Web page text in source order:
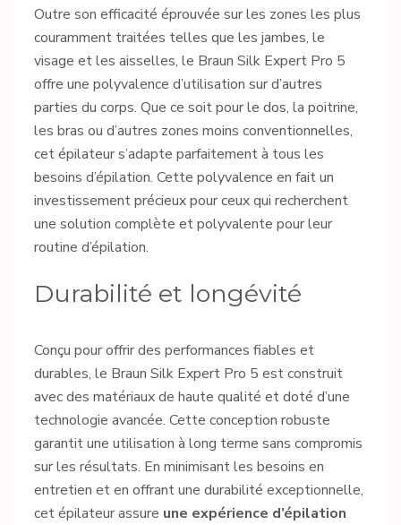
Outre son efficacité éprouvée sur les zones les plus
couramment traitées telles que les jambes, le
visage et les aisselles, le Braun Silk Expert Pro 5
offre une polyvalence d’utilisation sur d’autres
parties du corps. Que ce soit pour le dos, la poitrine,
les bras ou d’autres zones moins conventionnelles,
cet épilateur s’adapte parfaitement à tous les
besoins d’épilation. Cette polyvalence en fait un
investissement précieux pour ceux qui recherchent
une solution complète et polyvalente pour leur
routine d’épilation.
Durabilité et longévité
Conçu pour offrir des performances fiables et
durables, le Braun Silk Expert Pro 5 est construit
avec des matériaux de haute qualité et doté d’une
technologie avancée. Cette conception robuste
garantit une utilisation à long terme sans compromis
sur les résultats. En minimisant les besoins en
entretien et en offrant une durabilité exceptionnelle,
cet épilateur assure une expérience d’épilation